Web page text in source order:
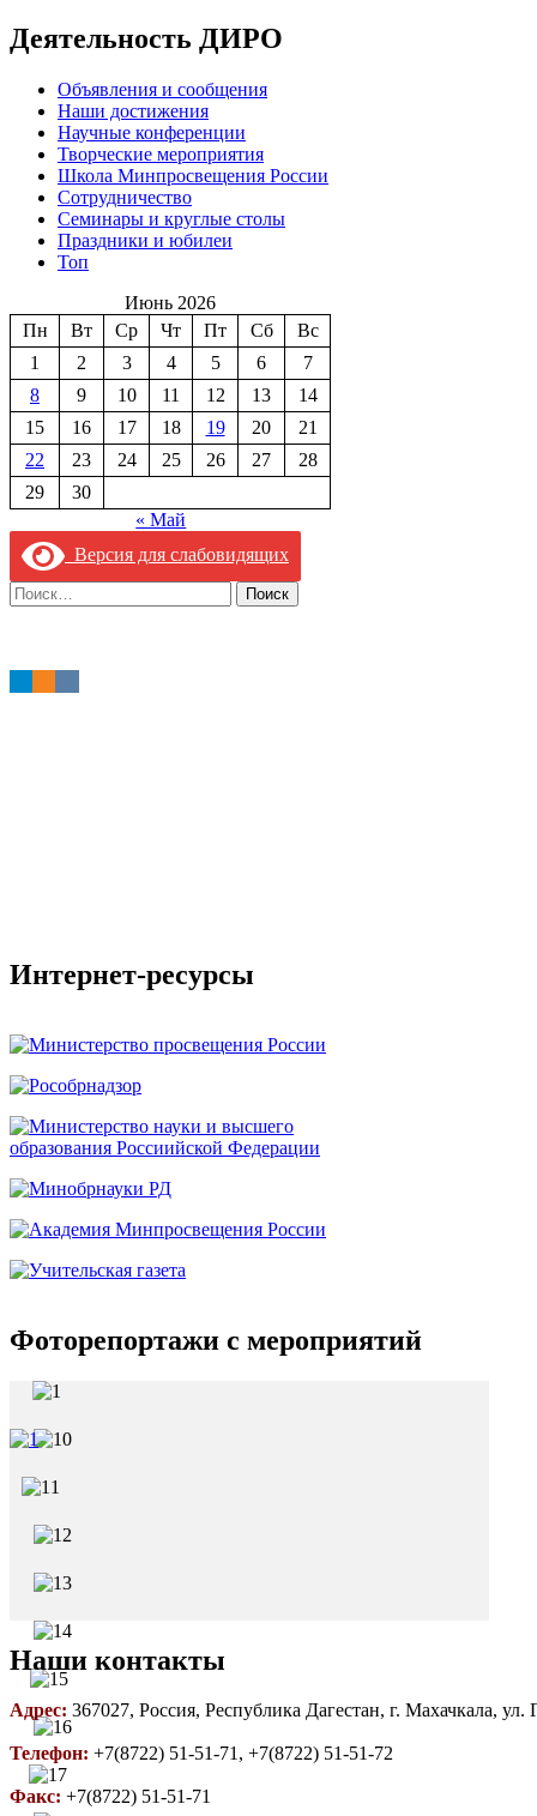
Деятельность ДИРО
Объявления и сообщения
Наши достижения
Научные конференции
Творческие мероприятия
Школа Минпросвещения России
Сотрудничество
Семинары и круглые столы
Праздники и юбилеи
Топ
Июнь 2026
Пн
Вт Ср Чт Пт Сб
Вс
1
2 3 4 5 6
7
8
9 10 11 12 13
14
15
16 17 18 19 20
21
22
23 24 25 26 27
28
29
30
« Май
Версия для слабовидящих
Найти:
Интернет-ресурсы
Фоторепортажи с мероприятий
Наши контакты
Адрес: 367027, Россия, Республика Дагестан, г. Махачкала,
Телефон: +7(8722) 51-51-71, +7(8722) 51-51-72
Факс: +7(8722) 51-51-71